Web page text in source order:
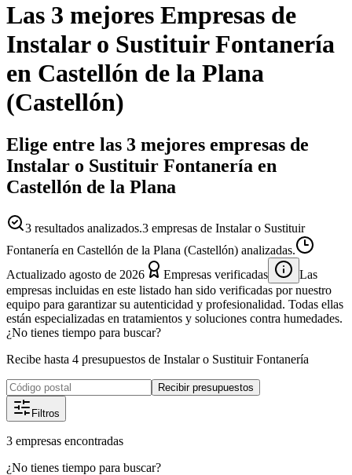
Las 3 mejores Empresas de
Instalar o Sustituir Fontanería
en Castellón de la Plana
(Castellón)
Elige entre las 3 mejores empresas de
Instalar o Sustituir Fontanería en
Castellón de la Plana
3 resultados analizados.3 empresas de Instalar o Sustituir
Fontanería en Castellón de la Plana (Castellón) analizadas.
Actualizado agosto de 2026 Empresas verificadas
Las
empresas incluidas en este listado han sido verificadas por nuestro
equipo para garantizar su autenticidad y profesionalidad. Todas ellas
están especializadas en tratamientos y soluciones contra humedades.
¿No tienes tiempo para buscar?
Recibe hasta 4 presupuestos de Instalar o Sustituir Fontanería
Recibir presupuestos
Filtros
3 empresas encontradas
¿No tienes tiempo para buscar?